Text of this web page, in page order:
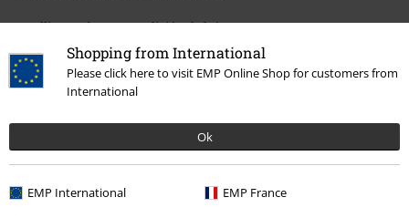
Shopping from International
Please click here to visit EMP Online Shop for customers from
International
Ok
EMP International EMP France
Metallica graba como edición de lujo
¿Otra ventaja insuperable de los discos de vinilo prensados? Sus
portadas son realmente impactantes. Gracias a su tamaño especial, sus
envases ofrecen el espacio perfecto para imprimir motivos frontales
geniales. e incluso puedes colgarlas en la pared con los marcos
adecuados. Además el extra único de que los discos se impriman
o con patrones inusuales, para que ponerlos en el tocadiscos sea